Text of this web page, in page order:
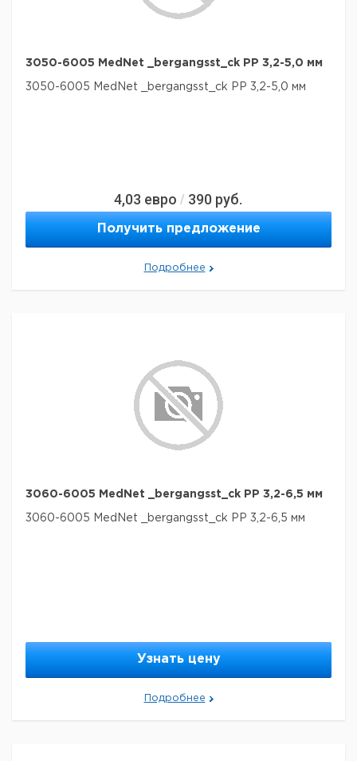
3050-6005 MedNet _bergangsst_ck PP 3,2-5,0 мм
3050-6005 MedNet _bergangsst_ck PP 3,2-5,0 мм
4,03 евро / 390 руб.
Получить предложение
Подробнее
3060-6005 MedNet _bergangsst_ck PP 3,2-6,5 мм
3060-6005 MedNet _bergangsst_ck PP 3,2-6,5 мм
Узнать цену
Подробнее